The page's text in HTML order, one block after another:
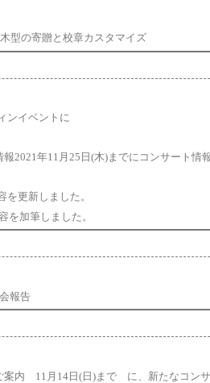
型の寄贈と校章カスタマイズ
ンイベントに
2021年11月25日(木)までにコンサート情
更新しました。
を加筆しました。
報告
案内 11月14日(日)まで に、新たなコンサ